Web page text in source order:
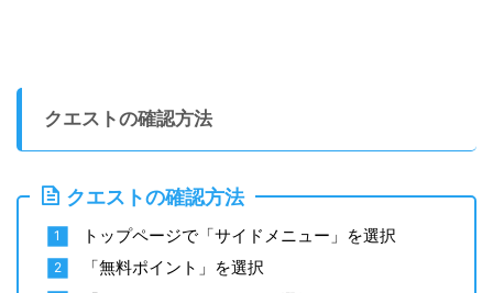
クエストの確認方法
クエストの確認方法
トップページで「サイドメニュー」を選択
「無料ポイント」を選択